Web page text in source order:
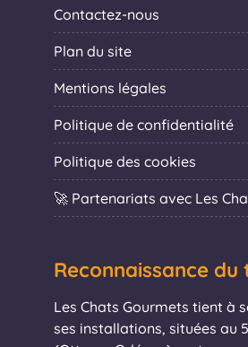
Contactez-nous
Plan du site
Mentions légales
Politique de confidentialité
Politique des cookies
🚀 Partenariats avec Les
Reconnaissance
Les Chats Gourmets tient à
ses installations, situées au